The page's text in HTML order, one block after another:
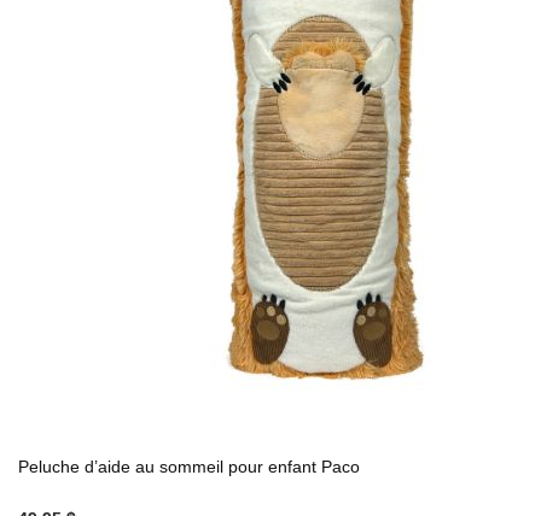
Peluche d’aide au sommeil pour enfant Paco